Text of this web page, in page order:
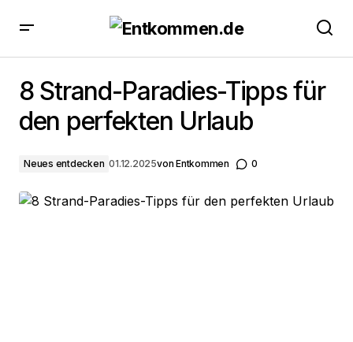
8 Strand-Paradies-Tipps für
den perfekten Urlaub
Neues entdecken 01.12.2025von Entkommen 0